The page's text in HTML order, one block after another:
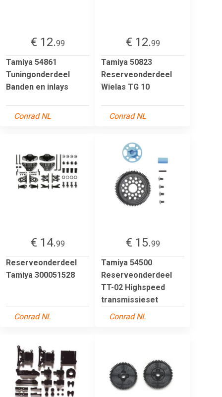
€ 12.99
Tamiya 54861
Tuningonderdeel
Banden en inlays
Conrad NL
€ 12.99
Tamiya 50823
Reserveonderdeel
Wielas TG 10
Conrad NL
€ 14.99
Reserveonderdeel
Tamiya 300051528
Conrad NL
€ 15.99
Tamiya 54500
Reserveonderdeel
TT-02 Highspeed
transmissieset
Conrad NL